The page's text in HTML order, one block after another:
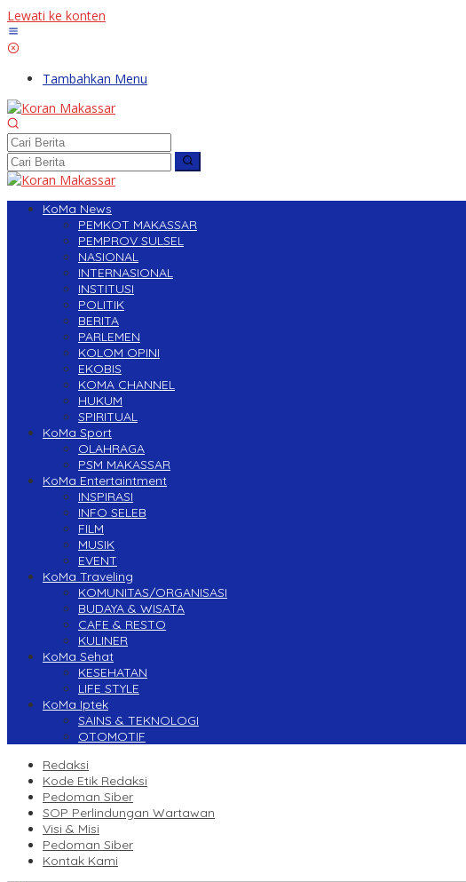
Lewati ke konten
Tambahkan Menu
KoMa News
PEMKOT MAKASSAR
PEMPROV SULSEL
NASIONAL
INTERNASIONAL
INSTITUSI
POLITIK
BERITA
PARLEMEN
KOLOM OPINI
EKOBIS
KOMA CHANNEL
HUKUM
SPIRITUAL
KoMa Sport
OLAHRAGA
PSM MAKASSAR
KoMa Entertaintment
INSPIRASI
INFO SELEB
FILM
MUSIK
EVENT
KoMa Traveling
KOMUNITAS/ORGANISASI
BUDAYA & WISATA
CAFE & RESTO
KULINER
KoMa Sehat
KESEHATAN
LIFE STYLE
KoMa Iptek
SAINS & TEKNOLOGI
OTOMOTIF
Redaksi
Kode Etik Redaksi
Pedoman Siber
SOP Perlindungan Wartawan
Visi & Misi
Pedoman Siber
Kontak Kami